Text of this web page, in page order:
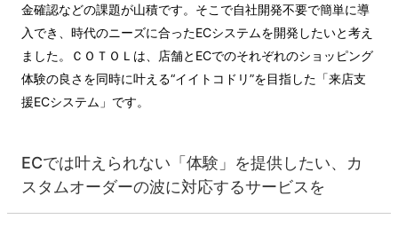
金確認などの課題が山積です。そこで自社開発不要で簡単に導
入でき、時代のニーズに合ったECシステムを開発したいと考え
ました。ＣＯＴＯＬは、店舗とECでのそれぞれのショッピング
体験の良さを同時に叶える“イイトコドリ”を目指した「来店支
援ECシステム」です。
ECでは叶えられない「体験」を提供したい、カ
スタムオーダーの波に対応するサービスを